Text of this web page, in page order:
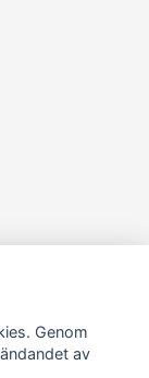
Genom
av